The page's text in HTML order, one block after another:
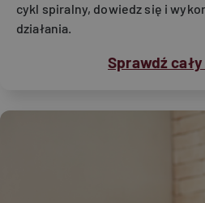
cykl spiralny, dowiedz się i
działania.
Sprawdź